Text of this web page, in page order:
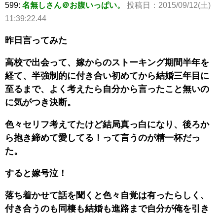
599: 名無しさん＠お腹いっぱい。
投稿日：2015/09/12(土)
11:39:22.44
昨日言ってみた
高校で出会って、嫁からのストーキング期間半年を
経て、半強制的に付き合い初めてから結婚三年目に
至るまで、よく考えたら自分から言ったこと無いの
に気がつき決断。
色々セリフ考えてたけど結局真っ白になり、後ろか
ら抱き締めて愛してる！って言うのが精一杯だっ
た。
すると嫁号泣！
落ち着かせて話を聞くと色々自覚は有ったらしく、
付き合うのも同棲も結婚も進路まで自分が俺を引き